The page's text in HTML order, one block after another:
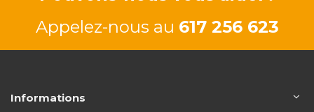
Appelez-nous au 617 256 623
Informations